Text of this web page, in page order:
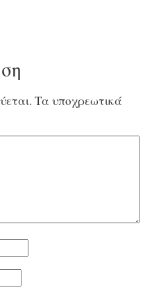
Τα υποχρεωτικά